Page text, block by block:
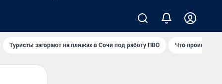
Туристы загорают на пляжах в Сочи под работу ПВО Что происходит